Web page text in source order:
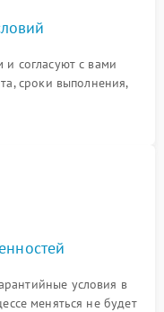
согласуют с вами
сроки выполнения,
условия в
меняться не будет